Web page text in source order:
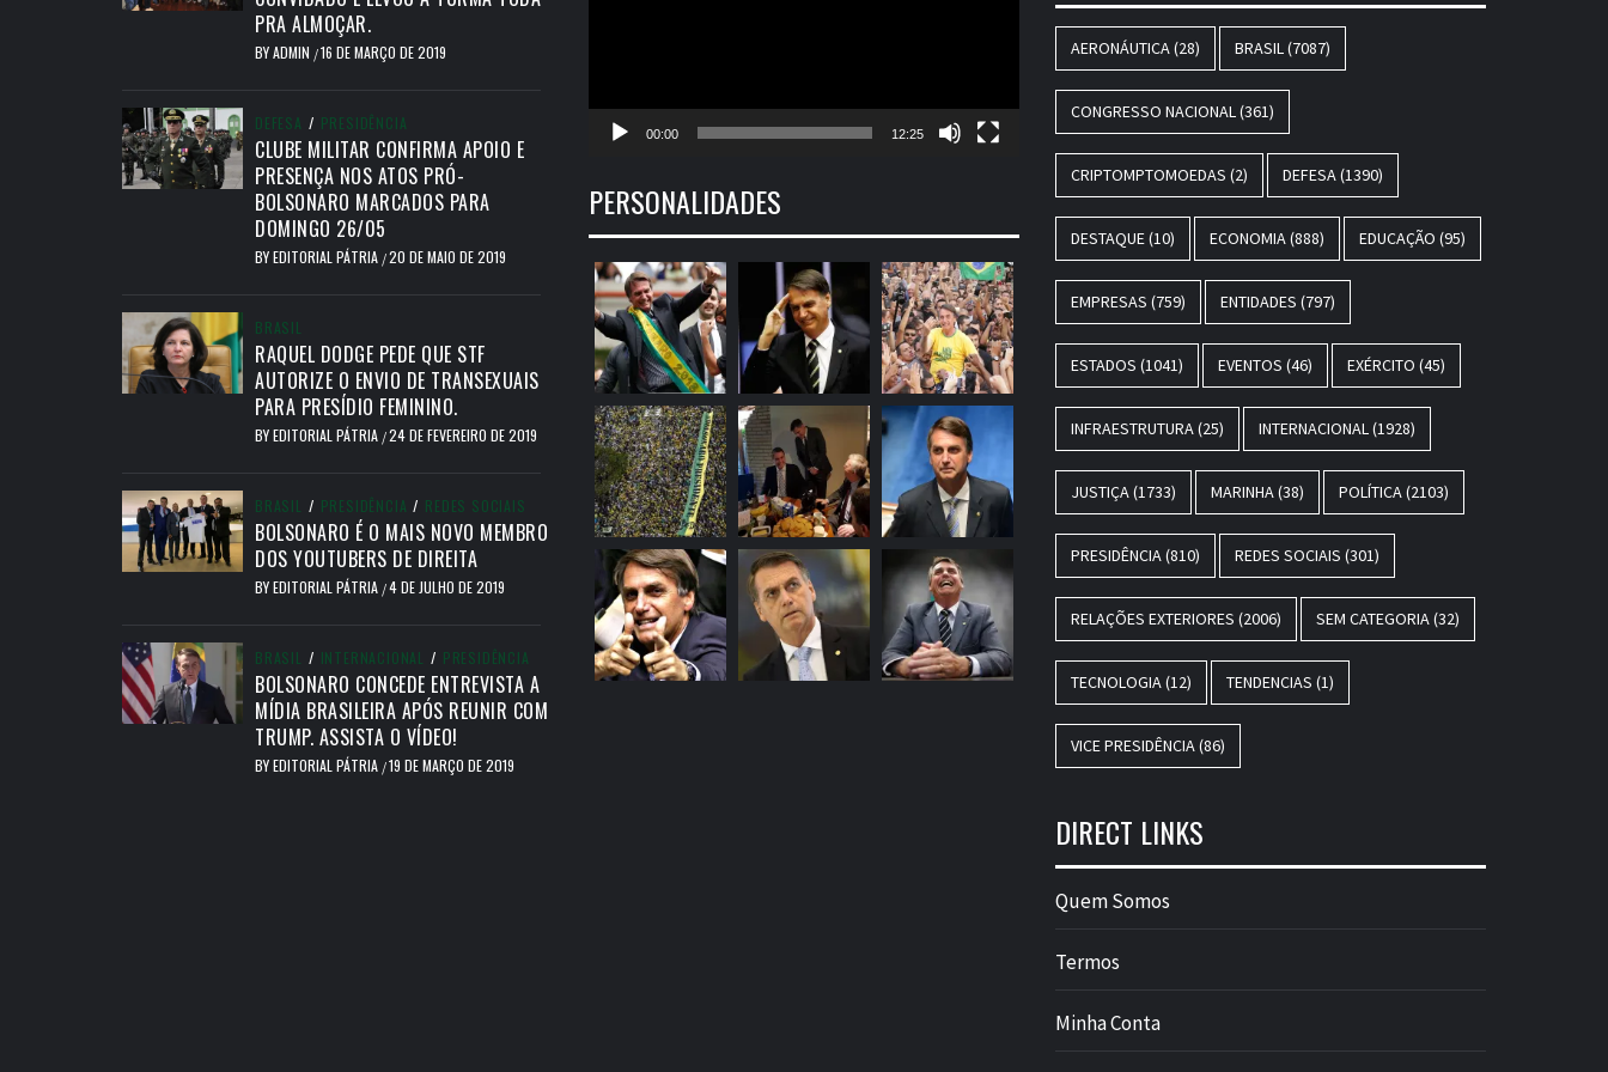
PRA ALMOÇAR.
BYADMIN /16 DE MARÇO DE 2019
DEFESA / PRESIDÊNCIA
CLUBE MILITAR CONFIRMA APOIO E
PRESENÇA NOS ATOS PRÓ-
BOLSONARO MARCADOS PARA
DOMINGO 26/05
BYEDITORIAL PÁTRIA /20 DE MAIO DE 2019
BRASIL
RAQUEL DODGE PEDE QUE STF
AUTORIZE O ENVIO DE TRANSEXUAIS
PARA PRESÍDIO FEMININO.
BYEDITORIAL PÁTRIA /24 DE FEVEREIRO DE 2019
BRASIL / PRESIDÊNCIA / REDES SOCIAIS
BOLSONARO É O MAIS NOVO MEMBRO
DOS YOUTUBERS DE DIREITA
BYEDITORIAL PÁTRIA /4 DE JULHO DE 2019
BRASIL / INTERNACIONAL / PRESIDÊNCIA
BOLSONARO CONCEDE ENTREVISTA A
MÍDIA BRASILEIRA APÓS REUNIR COM
TRUMP. ASSISTA O VÍDEO!
BYEDITORIAL PÁTRIA /19 DE MARÇO DE 2019
00:00 12:25
PERSONALIDADES
AERONÁUTICA(28) BRASIL(7087)
CONGRESSO NACIONAL(361)
CRIPTOMPTOMOEDAS (2) DEFESA(1390)
DESTAQUE(10) ECONOMIA(888) EDUCAÇÃO (95)
EMPRESAS (759) ENTIDADES (797)
ESTADOS (1041) EVENTOS (46) EXÉRCITO (45)
INFRAESTRUTURA(25) INTERNACIONAL(1928)
JUSTIÇA(1733) MARINHA(38) POLÍTICA(2103)
PRESIDÊNCIA(810) REDES SOCIAIS (301)
RELAÇÕES EXTERIORES (2006) SEM CATEGORIA(32)
TECNOLOGIA(12) TENDENCIAS (1)
VICE PRESIDÊNCIA(86)
DIRECT LINKS
Quem Somos
Termos
Minha Conta